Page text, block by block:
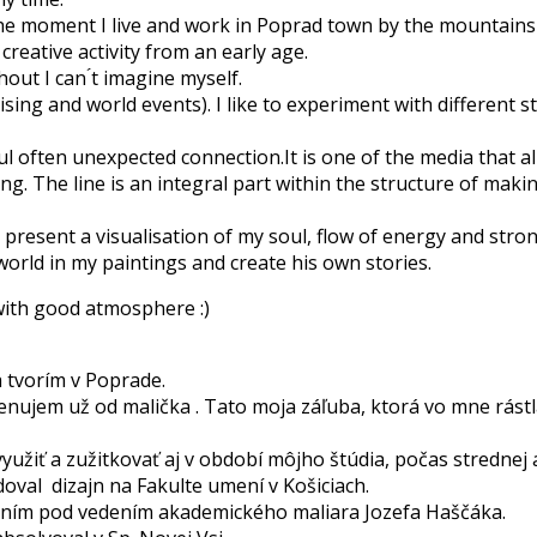
moment I live and work in Poprad town by the
activity from an early age.
I can ́t imagine myself.
and world events). I like to experiment with different
unexpected connection.It is one of the media that
The line is an integral part within the structure of
a visualisation of my soul, flow of energy and
in my paintings and create his own stories.
good atmosphere :)
v Poprade.
už od malička . Tato moja záľuba, ktorá vo mne
a zužitkovať aj v období môjho štúdia, počas strednej
dizajn na Fakulte umení v Košiciach.
pod vedením akademického maliara Jozefa Haščáka.